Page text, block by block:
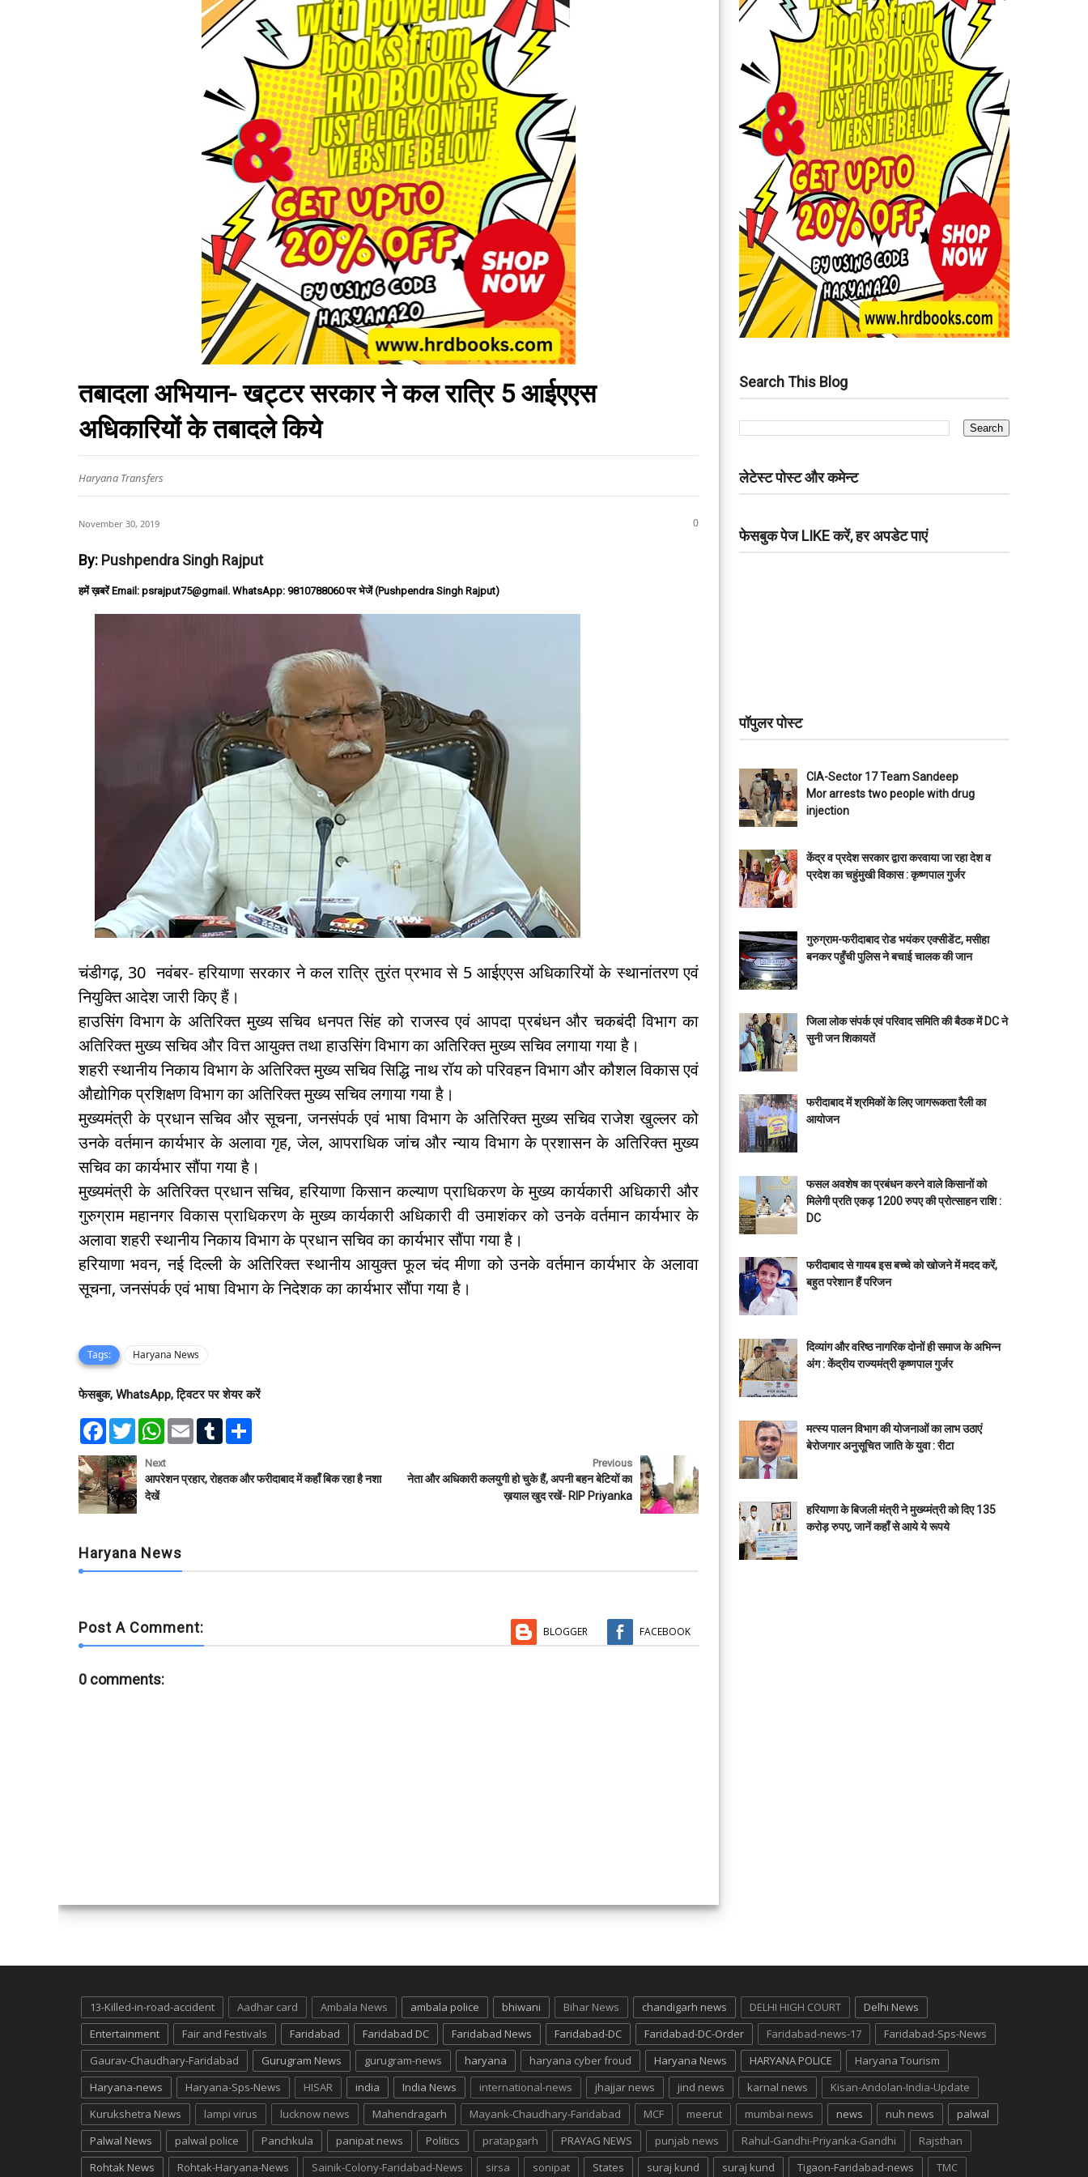
तबादला अभियान- खट्टर सरकार ने कल रात्रि 5 आईएएस
अधिकारियों के तबादले किये
Haryana Transfers
November 30, 2019 0
By: Pushpendra Singh Rajput
हमें ख़बरें Email: psrajput75@gmail. WhatsApp: 9810788060 पर भेजें (Pushpendra Singh Rajput)
चंडीगढ़, 30 नवंबर- हरियाणा सरकार ने कल रात्रि तुरंत प्रभाव से 5 आईएएस अधिकारियों के स्थानांतरण एवं
नियुक्ति आदेश जारी किए हैं।
हाउसिंग विभाग के अतिरिक्त मुख्य सचिव धनपत सिंह को राजस्व एवं आपदा प्रबंधन और चकबंदी विभाग का
अतिरिक्त मुख्य सचिव और वित्त आयुक्त तथा हाउसिंग विभाग का अतिरिक्त मुख्य सचिव लगाया गया है।
शहरी स्थानीय निकाय विभाग के अतिरिक्त मुख्य सचिव सिद्धि नाथ रॉय को परिवहन विभाग और कौशल विकास एवं
औद्योगिक प्रशिक्षण विभाग का अतिरिक्त मुख्य सचिव लगाया गया है।
मुख्यमंत्री के प्रधान सचिव और सूचना, जनसंपर्क एवं भाषा विभाग के अतिरिक्त मुख्य सचिव राजेश खुल्लर को
उनके वर्तमान कार्यभार के अलावा गृह, जेल, आपराधिक जांच और न्याय विभाग के प्रशासन के अतिरिक्त मुख्य
सचिव का कार्यभार सौंपा गया है।
मुख्यमंत्री के अतिरिक्त प्रधान सचिव, हरियाणा किसान कल्याण प्राधिकरण के मुख्य कार्यकारी अधिकारी और
गुरुग्राम महानगर विकास प्राधिकरण के मुख्य कार्यकारी अधिकारी वी उमाशंकर को उनके वर्तमान कार्यभार के
अलावा शहरी स्थानीय निकाय विभाग के प्रधान सचिव का कार्यभार सौंपा गया है।
हरियाणा भवन, नई दिल्ली के अतिरिक्त स्थानीय आयुक्त फूल चंद मीणा को उनके वर्तमान कार्यभार के अलावा
सूचना, जनसंपर्क एवं भाषा विभाग के निदेशक का कार्यभार सौंपा गया है।
Tags: Haryana News
फेसबुक, WhatsApp, ट्विटर पर शेयर करें
F
e
b
o
o
k
T
w
t
t
e
r
W
t
s
E
l
T
l
e
Next
आपरेशन प्रहार, रोहतक और फरीदाबाद में कहाँ बिक रहा है नशा
देखें
Previous
नेता और अधिकारी कलयुगी हो चुके हैं, अपनी बहन बेटियों का
ख़याल खुद रखें- RIP Priyanka
Haryana News
Post A Comment: BLOGGER FACEBOOK
0 comments:
Search This Blog
लेटेस्ट पोस्ट और कमेन्ट
फेसबुक पेज LIKE करें, हर अपडेट पाएं
पॉपुलर पोस्ट
CIA-Sector 17 Team Sandeep
Mor arrests two people with drug
injection
केंद्र व प्रदेश सरकार द्वारा करवाया जा रहा देश व
प्रदेश का चहुंमुखी विकास : कृष्णपाल गुर्जर
गुरुग्राम-फरीदाबाद रोड भयंकर एक्सीडेंट, मसीहा
बनकर पहुँची पुलिस ने बचाई चालक की जान
जिला लोक संपर्क एवं परिवाद समिति की बैठक में DC ने
सुनी जन शिकायतें
फरीदाबाद में श्रमिकों के लिए जागरूकता रैली का
आयोजन
फसल अवशेष का प्रबंधन करने वाले किसानों को
मिलेगी प्रति एकड़ 1200 रुपए की प्रोत्साहन राशि :
DC
फरीदाबाद से गायब इस बच्चे को खोजने में मदद करें,
बहुत परेशान हैं परिजन
दिव्यांग और वरिष्ठ नागरिक दोनों ही समाज के अभिन्न
अंग : केंद्रीय राज्यमंत्री कृष्णपाल गुर्जर
मत्स्य पालन विभाग की योजनाओं का लाभ उठाएं
बेरोजगार अनुसूचित जाति के युवा : रीटा
हरियाणा के बिजली मंत्री ने मुख्य्मंत्री को दिए 135
करोड़ रुपए, जानें कहाँ से आये ये रूपये
13-Killed-in-road-accident Aadhar card Ambala News ambala police bhiwani Bihar News chandigarh news DELHI HIGH COURT
Delhi News
Entertainment
Fair and Festivals Faridabad Faridabad DC Faridabad News Faridabad-DC Faridabad-DC-Order Faridabad-news-17
Faridabad-Sps-News
Gaurav-Chaudhary-Faridabad
Gurugram News gurugram-news haryana haryana cyber froud Haryana News HARYANA POLICE
Haryana Tourism
Haryana-news
Haryana-Sps-News HISAR india India News international-news jhajjar news jind news karnal news
Kisan-Andolan-India-Update
Kurukshetra News
lampi virus lucknow news Mahendragarh Mayank-Chaudhary-Faridabad MCF meerut mumbai news news nuh news
palwal
Palwal News
palwal police Panchkula panipat news Politics pratapgarh PRAYAG NEWS punjab news Rahul-Gandhi-Priyanka-Gandhi
Rajsthan
Rohtak News
Rohtak-Haryana-News Sainik-Colony-Faridabad-News sirsa sonipat States suraj kund suraj kund Tigaon-Faridabad-news TMC